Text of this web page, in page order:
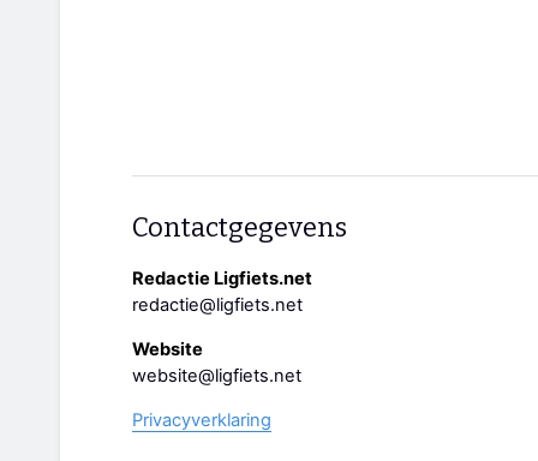
Contactgegevens
Redactie Ligfiets.net
redactie@ligfiets.net
Website
website@ligfiets.net
Privacyverklaring